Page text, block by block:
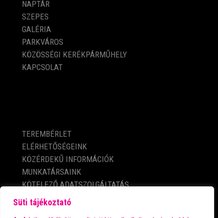
Süti tájékoztató
NAPTÁR
SZEPES
GALÉRIA
PARKVÁROS
KÖZÖSSÉGI KERÉKPÁRMŰHELY
KAPCSOLAT
TEREMBÉRLET
ELÉRHETŐSÉGEINK
KÖZÉRDEKŰ INFORMÁCIÓK
MUNKATÁRSAINK
KÖTELEZŐ ADATSZOLGÁLTATÁS
ADATVÉDELMI TÁJÉKOZTATÓ
IMPRESSZUM